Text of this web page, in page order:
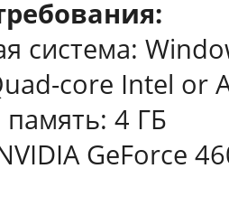
система:
core Intel or
4 ГБ
GeForce